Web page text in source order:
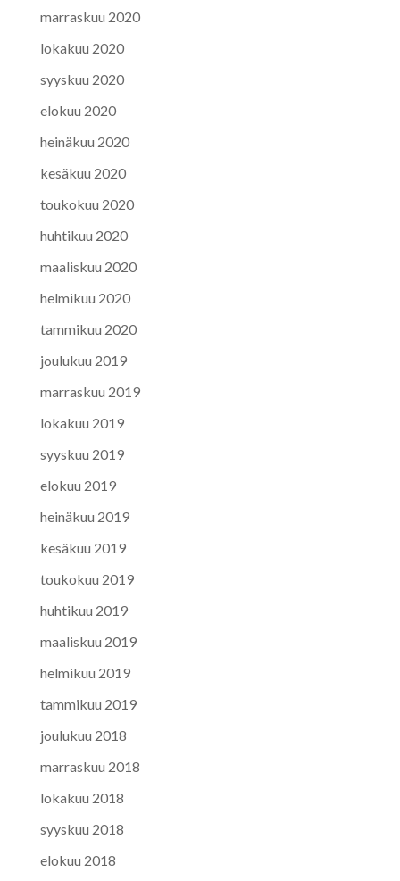
marraskuu 2020
lokakuu 2020
syyskuu 2020
elokuu 2020
heinäkuu 2020
kesäkuu 2020
toukokuu 2020
huhtikuu 2020
maaliskuu 2020
helmikuu 2020
tammikuu 2020
joulukuu 2019
marraskuu 2019
lokakuu 2019
syyskuu 2019
elokuu 2019
heinäkuu 2019
kesäkuu 2019
toukokuu 2019
huhtikuu 2019
maaliskuu 2019
helmikuu 2019
tammikuu 2019
joulukuu 2018
marraskuu 2018
lokakuu 2018
syyskuu 2018
elokuu 2018